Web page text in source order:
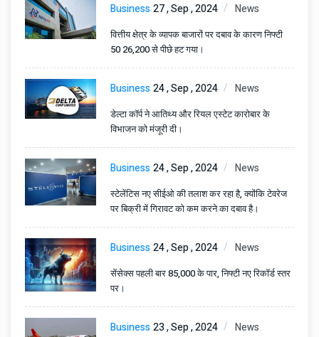
Business27 , Sep , 2024 News
वित्तीय क्षेत्र के व्यापक बाजारों पर दबाव के कारण निफ्टी
50 26,200 से पीछे हट गया।
Business24 , Sep , 2024 News
डेल्टा कॉर्प ने आतिथ्य और रियल एस्टेट कारोबार के
विभाजन को मंजूरी दी।
Business24 , Sep , 2024 News
स्टेलेंटिस नए सीईओ की तलाश कर रहा है, क्योंकि टेवरेज
पर बिक्री में गिरावट को कम करने का दबाव है।
Business24 , Sep , 2024 News
सेंसेक्स पहली बार 85,000 के पार, निफ्टी नए रिकॉर्ड स्तर
पर।
Business23 , Sep , 2024 News